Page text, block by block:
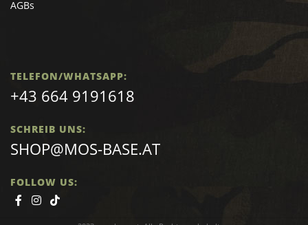
AGBs
TELEFON/WHATSAPP:
+43 664 9191618
SCHREIB UNS:
SHOP@MOS-BASE.AT
FOLLOW US: